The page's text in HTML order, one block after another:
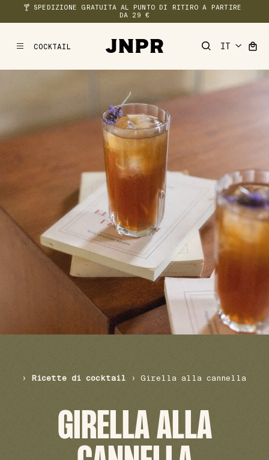
🍸 SPEDIZIONE GRATUITA AL PUNTO DI RITIRO A PARTIRE
DA 29 €
COCKTAIL
› Ricette di cocktail › Girella alla cannella
GIRELLA ALLA